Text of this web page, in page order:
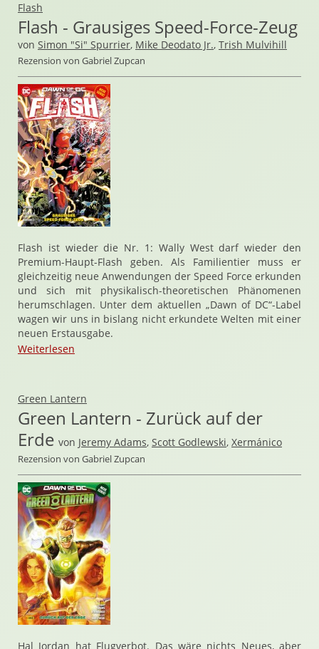
Flash
Flash - Grausiges Speed-Force-Zeug
von Simon "Si" Spurrier, Mike Deodato Jr., Trish Mulvihill
Rezension von Gabriel Zupcan
Flash ist wieder die Nr. 1: Wally West darf wieder den
Premium-Haupt-Flash geben. Als Familientier muss er
gleichzeitig neue Anwendungen der Speed Force erkunden
und sich mit physikalisch-theoretischen Phänomenen
herumschlagen. Unter dem aktuellen „Dawn of DC“-Label
wagen wir uns in bislang nicht erkundete Welten mit einer
neuen Erstausgabe.
Weiterlesen
Green Lantern
Green Lantern - Zurück auf der
Erde von Jeremy Adams, Scott Godlewski, Xermánico
Rezension von Gabriel Zupcan
Hal Jordan hat Flugverbot. Das wäre nichts Neues, aber